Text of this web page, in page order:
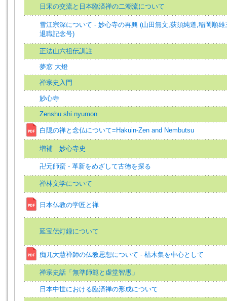
日宋の交流と日本臨済禅の二潮流について
雪江宗深について - 妙心寺の再興 (山田無文,荻須純道,稲岡順雄
退職記念号)
正法山六祖伝訓註
夢窓 大燈
禅宗史入門
妙心寺
Zenshu shi nyumon
白隠の禅と念仏について=Hakuin-Zen and Nembutsu
増補 妙心寺史
卍元師蛮 - 革新をめざして古徳を探る
禅林文学について
日本仏教の学匠と禅
延宝伝灯録について
痴兀大慧禅師の仏教思想について - 枯木集を中心として
禅宗史話「無準師範と虚堂智愚」
日本中世における臨済禅の形成について